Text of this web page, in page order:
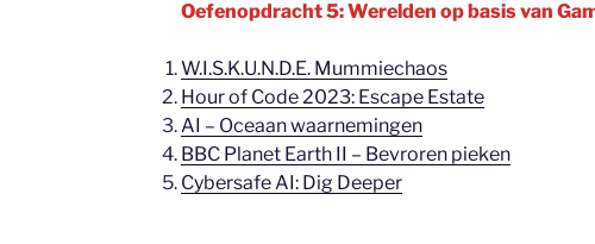
Oefenopdracht 5: Werelden op basis van
W.I.S.K.U.N.D.E. Mummiechaos
Hour of Code 2023: Escape Estate
AI – Oceaan waarnemingen
BBC Planet Earth II – Bevroren pieken
Cybersafe AI: Dig Deeper